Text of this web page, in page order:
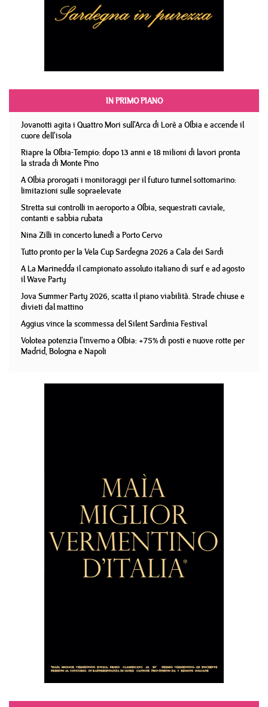
IN PRIMO PIANO
Jovanotti agita i Quattro Mori sull'Arca di Lorè a Olbia e accende il
cuore dell'isola
Riapre la Olbia-Tempio: dopo 13 anni e 18 milioni di lavori pronta
la strada di Monte Pino
A Olbia prorogati i monitoraggi per il futuro tunnel sottomarino:
limitazioni sulle sopraelevate
Stretta sui controlli in aeroporto a Olbia, sequestrati caviale,
contanti e sabbia rubata
Nina Zilli in concerto lunedì a Porto Cervo
Tutto pronto per la Vela Cup Sardegna 2026 a Cala dei Sardi
A La Marinedda il campionato assoluto italiano di surf e ad agosto
il Wave Party
Jova Summer Party 2026, scatta il piano viabilità. Strade chiuse e
divieti dal mattino
Aggius vince la scommessa del Silent Sardinia Festival
Volotea potenzia l'inverno a Olbia: +75% di posti e nuove rotte per
Madrid, Bologna e Napoli